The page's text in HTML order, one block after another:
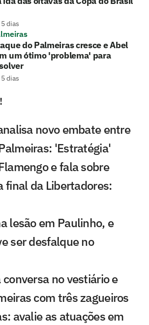
5 dias
do Palmeiras cresce e Abel
um ótimo 'problema' para
5 dias
novo embate entre
'Estratégia'
e fala sobre
final da Libertadores:
lesão em Paulinho, e
ser desfalque no
no vestiário e
com três zagueiros
avalie as atuações em